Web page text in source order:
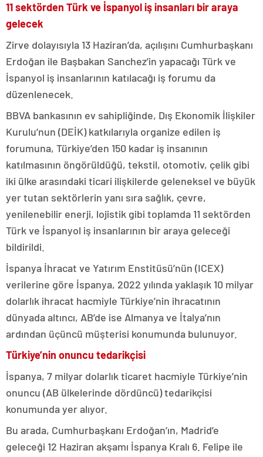
11 sektörden Türk ve İspanyol iş insanları bir araya
gelecek
Zirve dolayısıyla 13 Haziran’da, açılışını Cumhurbaşkanı
Erdoğan ile Başbakan Sanchez’in yapacağı Türk ve
İspanyol iş insanlarının katılacağı iş forumu da
düzenlenecek.
BBVA bankasının ev sahipliğinde, Dış Ekonomik İlişkiler
Kurulu’nun (DEİK) katkılarıyla organize edilen iş
forumuna, Türkiye’den 150 kadar iş insanının
katılmasının öngörüldüğü, tekstil, otomotiv, çelik gibi
iki ülke arasındaki ticari ilişkilerde geleneksel ve büyük
yer tutan sektörlerin yanı sıra sağlık, çevre,
yenilenebilir enerji, lojistik gibi toplamda 11 sektörden
Türk ve İspanyol iş insanlarının bir araya geleceği
bildirildi.
İspanya İhracat ve Yatırım Enstitüsü’nün (ICEX)
verilerine göre İspanya, 2022 yılında yaklaşık 10 milyar
dolarlık ihracat hacmiyle Türkiye’nin ihracatının
dünyada altıncı, AB’de ise Almanya ve İtalya’nın
ardından üçüncü müşterisi konumunda bulunuyor.
Türkiye’nin onuncu tedarikçisi
İspanya, 7 milyar dolarlık ticaret hacmiyle Türkiye’nin
onuncu (AB ülkelerinde dördüncü) tedarikçisi
konumunda yer alıyor.
Bu arada, Cumhurbaşkanı Erdoğan’ın, Madrid’e
geleceği 12 Haziran akşamı İspanya Kralı 6. Felipe ile